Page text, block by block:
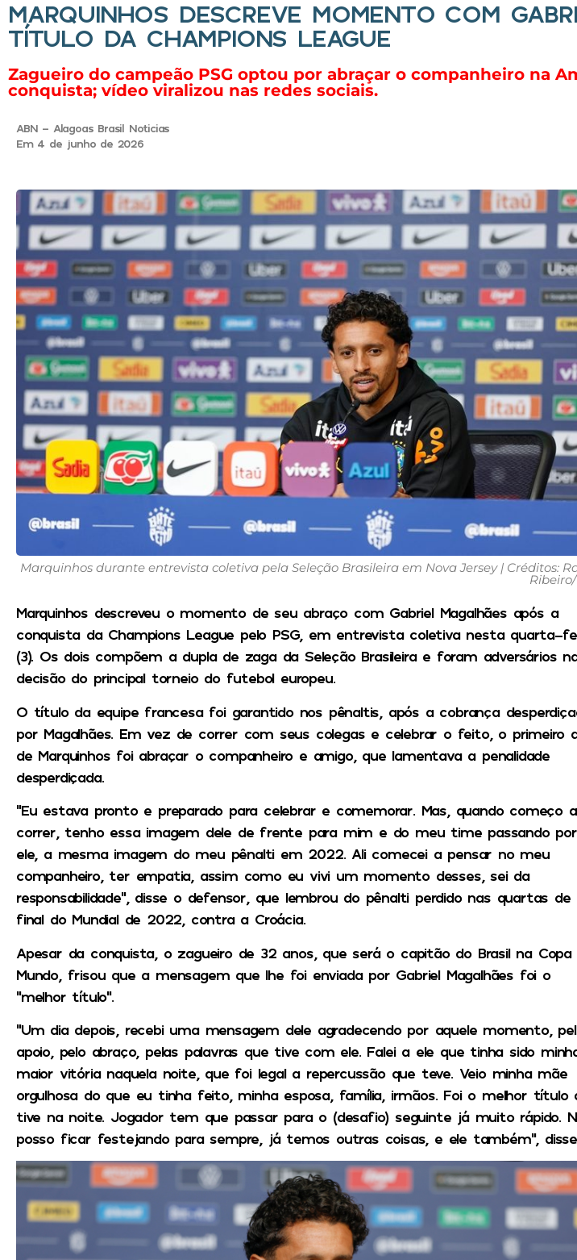
MARQUINHOS DESCREVE MOMENTO COM
TÍTULO DA CHAMPIONS LEAGUE
Zagueiro do campeão PSG optou por abraçar o companheiro na
conquista; vídeo viralizou nas redes sociais.
ABN - Alagoas Brasil Noticias
Em 4 de junho de 2026
Marquinhos durante entrevista coletiva pela Seleção Brasileira em Nova Jersey | Créditos:
Marquinhos descreveu o momento de seu abraço com Gabriel Magalhães após a
conquista da Champions League pelo PSG, em entrevista coletiva nesta quarta-
(3). Os dois compõem a dupla de zaga da Seleção Brasileira e foram adversários
decisão do principal torneio do futebol europeu.
O título da equipe francesa foi garantido nos pênaltis, após a cobrança
por Magalhães. Em vez de correr com seus colegas e celebrar o feito, o primeiro
de Marquinhos foi abraçar o companheiro e amigo, que lamentava a penalidade
desperdiçada.
“Eu estava pronto e preparado para celebrar e comemorar. Mas, quando começo a
correr, tenho essa imagem dele de frente para mim e do meu time passando por
ele, a mesma imagem do meu pênalti em 2022. Ali comecei a pensar no meu
companheiro, ter empatia, assim como eu vivi um momento desses, sei da
responsabilidade”, disse o defensor, que lembrou do pênalti perdido nas quartas de
final do Mundial de 2022, contra a Croácia.
Apesar da conquista, o zagueiro de 32 anos, que será o capitão do Brasil na Copa
Mundo, frisou que a mensagem que lhe foi enviada por Gabriel Magalhães foi o
“melhor título”.
“Um dia depois, recebi uma mensagem dele agradecendo por aquele momento,
apoio, pelo abraço, pelas palavras que tive com ele. Falei a ele que tinha sido
maior vitória naquela noite, que foi legal a repercussão que teve. Veio minha mãe
orgulhosa do que eu tinha feito, minha esposa, família, irmãos. Foi o melhor título
tive na noite. Jogador tem que passar para o (desafio) seguinte já muito rápido.
posso ficar festejando para sempre, já temos outras coisas, e ele também”,